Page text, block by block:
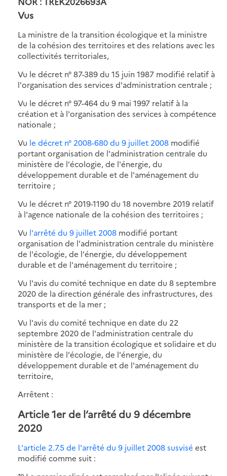
Vus
La ministre de la transition écologique et la ministre
de la cohésion des territoires et des relations avec les
collectivités territoriales,
Vu le décret n° 87-389 du 15 juin 1987 modifié relatif à
l'organisation des services d'administration centrale ;
Vu le décret n° 97-464 du 9 mai 1997 relatif à la
création et à l'organisation des services à compétence
nationale ;
Vu le décret n° 2008-680 du 9 juillet 2008 modifié
portant organisation de l'administration centrale du
ministère de l'écologie, de l'énergie, du
développement durable et de l'aménagement du
territoire ;
Vu le décret n° 2019-1190 du 18 novembre 2019 relatif
à l'agence nationale de la cohésion des territoires ;
Vu l'arrêté du 9 juillet 2008 modifié portant
organisation de l'administration centrale du ministère
de l'écologie, de l'énergie, du développement
durable et de l'aménagement du territoire ;
Vu l'avis du comité technique en date du 8 septembre
2020 de la direction générale des infrastructures, des
transports et de la mer ;
Vu l'avis du comité technique en date du 22
septembre 2020 de l'administration centrale du
ministère de la transition écologique et solidaire et du
ministère de l'écologie, de l'énergie, du
développement durable et de l'aménagement du
territoire,
Arrêtent :
Article 1er de l’arrêté du 9 décembre
2020
L'article 2.7.5 de l'arrêté du 9 juillet 2008 susvisé est
modifié comme suit :